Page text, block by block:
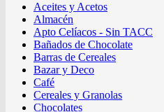
Aceites y Acetos
Almacén
Apto Celíacos - Sin TACC
Bañados de Chocolate
Barras de Cereales
Bazar y Deco
Café
Cereales y Granolas
Chocolates